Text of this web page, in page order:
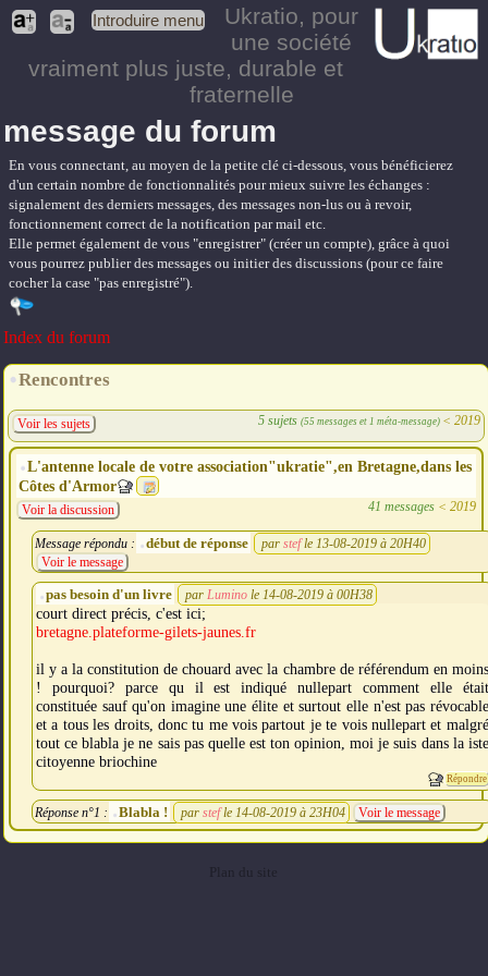
Introduire menu Ukratio, pour
une société
vraiment plus juste, durable et
fraternelle
message du forum
En vous connectant, au moyen de la petite clé ci-dessous, vous bénéficierez
d'un certain nombre de fonctionnalités pour mieux suivre les échanges :
signalement des derniers messages, des messages non-lus ou à revoir,
fonctionnement correct de la notification par mail etc.
Elle permet également de vous "enregistrer" (créer un compte), grâce à quoi
vous pourrez publier des messages ou initier des discussions (pour ce faire
cocher la case "pas enregistré").
Index du forum
Rencontres
5 sujets (55 messages et 1 méta-message) < 2019
Voir les sujets
L'antenne locale de votre association"ukratie",en Bretagne,dans les
Côtes d'Armor
41 messages< 2019
Voir la discussion
Message répondu : début de réponse par stef le 13-08-2019 à 20H40
Voir le message
pas besoin d'un livre par Lumino le 14-08-2019 à 00H38
court direct précis, c'est ici;
bretagne.plateforme-gilets-jaunes.fr
il y a la constitution de chouard avec la chambre de référendum en moins
! pourquoi? parce qu il est indiqué nullepart comment elle était
constituée sauf qu'on imagine une élite et surtout elle n'est pas révocable
et a tous les droits, donc tu me vois partout je te vois nullepart et malgré
tout ce blabla je ne sais pas quelle est ton opinion, moi je suis dans la iste
citoyenne briochine
Répondre
Réponse n°1 : Blabla ! par stef le 14-08-2019 à 23H04 Voir le message
Plan du site